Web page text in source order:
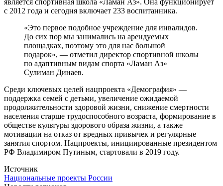
с 2012 года и сегодня включает 233 воспитанника.
«Это первое подобное учреждение для инвалидов.
До сих пор мы занимались на арендуемых
площадках, поэтому это для нас большой
подарок», — отметил директор спортивной школы
по адаптивным видам спорта «Ламан Аз»
Сулиман Динаев.
Среди ключевых целей нацпроекта «Демография» —
поддержка семей с детьми, увеличение ожидаемой
продолжительности здоровой жизни, снижение смертности
населения старше трудоспособного возраста, формирование в
обществе культуры здорового образа жизни, а также
мотивации на отказ от вредных привычек и регулярные
занятия спортом. Нацпроекты, инициированные президентом
РФ Владимиром Путиным, стартовали в 2019 году.
Источник
Национальные проекты России